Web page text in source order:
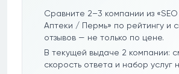
Сравните 2–3 компании из
Аптеки / Пермь» по рейтингу и
отзывов — не только по цене.
В текущей выдаче 2 компании:
скорость ответа и набор услуг